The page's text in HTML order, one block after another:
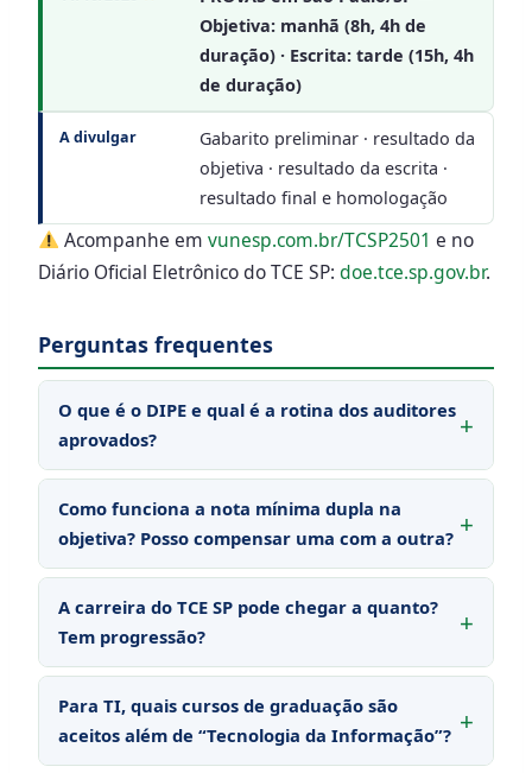
Objetiva: manhã (8h, 4h de
duração) · Escrita: tarde (15h, 4h
de duração)
A divulgar
Gabarito preliminar · resultado da
objetiva · resultado da escrita ·
resultado final e homologação
Acompanhe em vunesp.com.br/TCSP2501 e no
Diário Oficial Eletrônico do TCE SP: doe.tce.sp.gov.br.
Perguntas frequentes
O que é o DIPE e qual é a rotina dos auditores
aprovados?
Como funciona a nota mínima dupla na
objetiva? Posso compensar uma com a outra?
A carreira do TCE SP pode chegar a quanto?
Tem progressão?
Para TI, quais cursos de graduação são
aceitos além de “Tecnologia da Informação”?